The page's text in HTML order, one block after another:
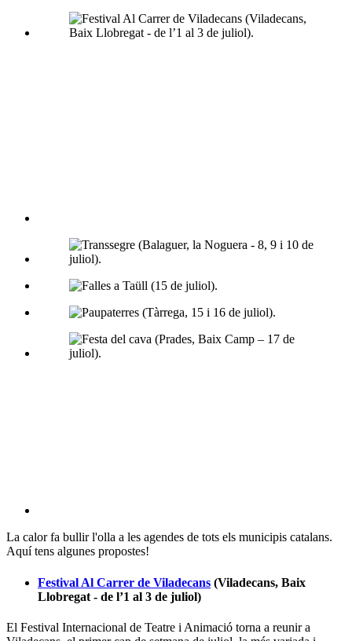
atractiva oferta d’espectacles de carrer. En la seva 27a edició, el
cabuda tot tipus d’actuacions, des de teatre fins a música o dansa,
passant per circ, màgia, clown, espectacles pirotècnics o
Rubifolk(Rubí, Vallès Occidental - del 7 al 10 de juliol)
És el Festival Internacional de Dansa Tradicional, que
organitza L'Esbart de Rubí, i que enguany celebrarà la 15ena